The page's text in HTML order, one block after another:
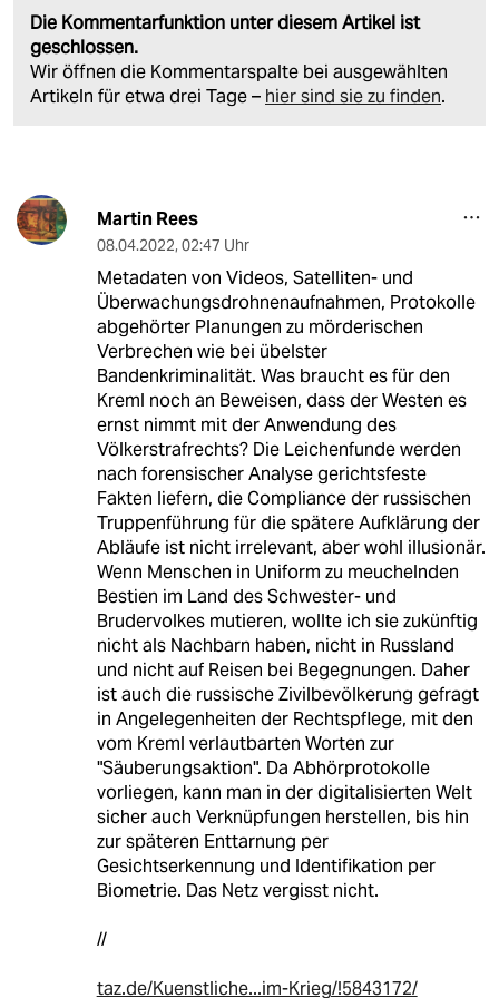
Die Kommentarfunktion unter diesem Artikel ist
geschlossen.
Wir öffnen die Kommentarspalte bei ausgewählten
Artikeln für etwa drei Tage – hier sind sie zu finden.
Martin Rees
08.04.2022, 02:47 Uhr
Metadaten von Videos, Satelliten- und
Überwachungsdrohnenaufnahmen, Protokolle
abgehörter Planungen zu mörderischen
Verbrechen wie bei übelster
Bandenkriminalität. Was braucht es für den
Kreml noch an Beweisen, dass der Westen es
ernst nimmt mit der Anwendung des
Völkerstrafrechts? Die Leichenfunde werden
nach forensischer Analyse gerichtsfeste
Fakten liefern, die Compliance der russischen
Truppenführung für die spätere Aufklärung der
Abläufe ist nicht irrelevant, aber wohl illusionär.
Wenn Menschen in Uniform zu meuchelnden
Bestien im Land des Schwester- und
Brudervolkes mutieren, wollte ich sie zukünftig
nicht als Nachbarn haben, nicht in Russland
und nicht auf Reisen bei Begegnungen. Daher
ist auch die russische Zivilbevölkerung gefragt
in Angelegenheiten der Rechtspflege, mit den
vom Kreml verlautbarten Worten zur
"Säuberungsaktion". Da Abhörprotokolle
vorliegen, kann man in der digitalisierten Welt
sicher auch Verknüpfungen herstellen, bis hin
zur späteren Enttarnung per
Gesichtserkennung und Identifikation per
Biometrie. Das Netz vergisst nicht.
//
taz.de/Kuenstliche...im-Krieg/!5843172/